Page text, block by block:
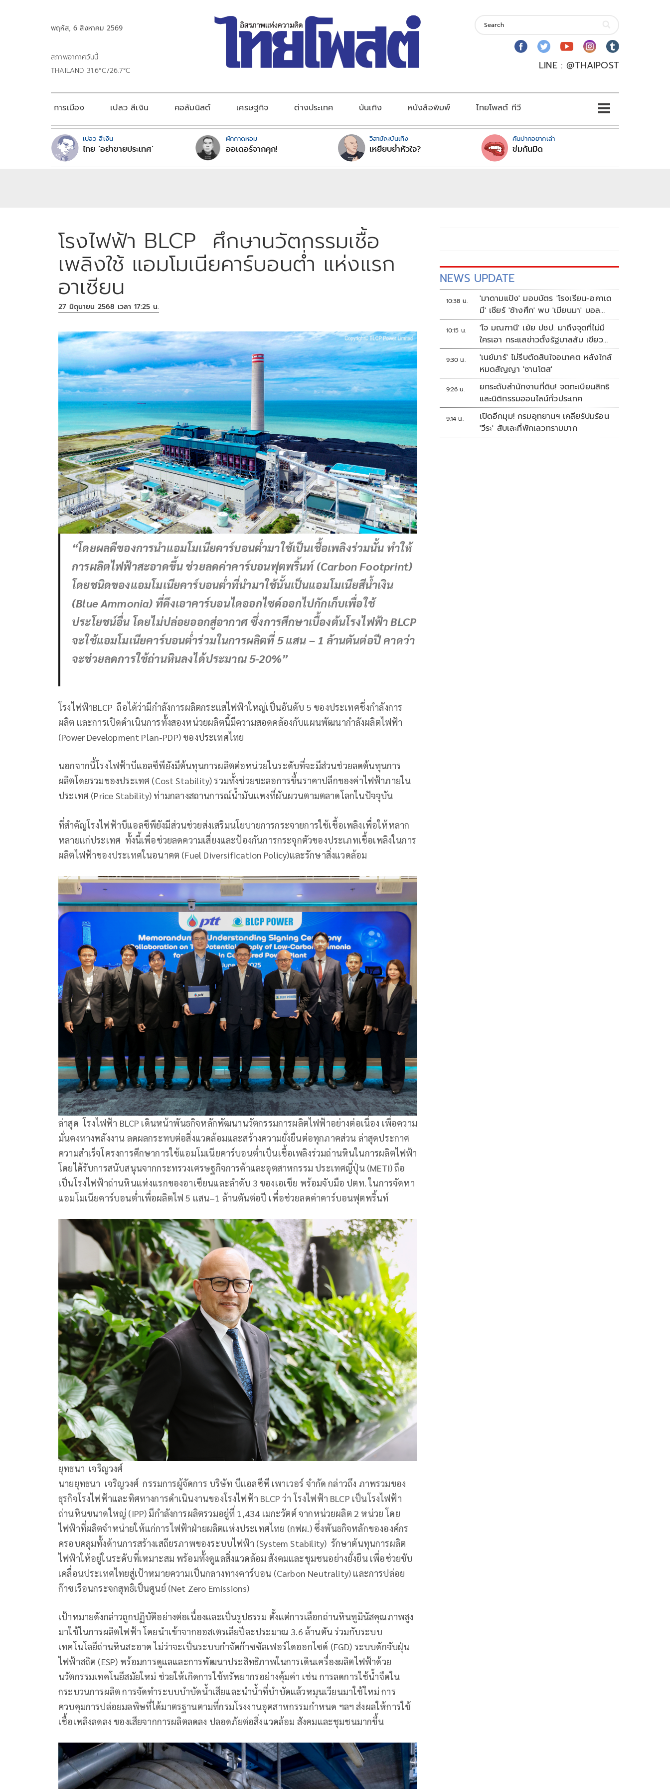
พฤหัส, 6 สิงหาคม 2569
สภาพอากาศวันนี้
THAILAND 31.6°C/26.7°C
LINE : @THAIPOST
การเมือง เปลว สีเงิน คอลัมนิสต์ เศรษฐกิจ ต่างประเทศ บันเทิง หนังสือพิมพ์ ไทยโพสต์ ทีวี
เปลว สีเงิน
ไทย ‘อย่าขายประเทศ’
ผักกาดหอม
ออเดอร์จากคุก!
วิสามัญบันเทิง
เหยียบย่ำหัวใจ?
คันปากอยากเล่า
ข่มกันมิด
โรงไฟฟ้า BLCP ศึกษานวัตกรรมเชื้อ
เพลิงใช้ แอมโมเนียคาร์บอนต่ำ แห่งแรก
อาเซียน
27 มิถุนายน 2568 เวลา 17:25 น.
“โดยผลดีของการนำแอมโมเนียคาร์บอนต่ำมาใช้เป็นเชื้อเพลิงร่วมนั้น ทำให้
การผลิตไฟฟ้าสะอาดขึ้น ช่วยลดค่าคาร์บอนฟุตพริ้นท์ (Carbon Footprint)
โดยชนิดของแอมโมเนียคาร์บอนต่ำที่นำมาใช้นั้นเป็นแอมโมเนียสีน้ำเงิน
(Blue Ammonia) ที่ดึงเอาคาร์บอนไดออกไซด์ออกไปกักเก็บเพื่อใช้
ประโยชน์อื่น โดยไม่ปล่อยออกสู่อากาศ ซึ่งการศึกษาเบื้องต้นโรงไฟฟ้า BLCP
จะใช้แอมโมเนียคาร์บอนต่ำร่วมในการผลิตที่ 5 แสน – 1 ล้านตันต่อปี คาดว่า
จะช่วยลดการใช้ถ่านหินลงได้ประมาณ 5-20%”
โรงไฟฟ้าBLCP ถือได้ว่ามีกำลังการผลิตกระแสไฟฟ้าใหญ่เป็นอันดับ 5 ของประเทศชึ่งกำลังการ
ผลิต และการเปิดดำเนินการทั้งสองหน่วยผลิตนี้มีความสอดคล้องกับแผนพัฒนากำลังผลิตไฟฟ้า
(Power Development Plan-PDP) ของประเทศไทย
นอกจากนี้โรงไฟฟ้าบีแอลซีพียังมีต้นทุนการผลิตต่อหน่วยในระดับที่จะมีส่วนช่วยลดต้นทุนการ
ผลิตโดยรวมของประเทศ (Cost Stability) รวมทั้งช่วยชะลอการขึ้นราคาปลีกของค่าไฟฟ้าภายใน
ประเทศ (Price Stability) ท่ามกลางสถานการณ์น้ำมันแพงที่ผันผวนตามตลาดโลกในปัจจุบัน
ที่สำคัญโรงไฟฟ้าบีแอลซีพียังมีส่วนช่วยส่งเสริมนโยบายการกระจายการใช้เชื้อเพลิงเพื่อให้หลาก
หลายแก่ประเทศ ทั้งนี้เพื่อช่วยลดความเสี่ยงและป้องกันการกระจุกตัวของประเภทเชื้อเพลิงในการ
ผลิตไฟฟ้าของประเทศในอนาคต (Fuel Diversification Policy)และรักษาสิ่งแวดล้อม
ล่าสุด โรงไฟฟ้า BLCP เดินหน้าพันธกิจหลักพัฒนานวัตกรรมการผลิตไฟฟ้าอย่างต่อเนื่อง เพื่อความ
มั่นคงทางพลังงาน ลดผลกระทบต่อสิ่งแวดล้อมและสร้างความยั่งยืนต่อทุกภาคส่วน ล่าสุดประกาศ
ความสำเร็จโครงการศึกษาการใช้แอมโมเนียคาร์บอนต่ำเป็นเชื้อเพลิงร่วมถ่านหินในการผลิตไฟฟ้า
โดยได้รับการสนับสนุนจากกระทรวงเศรษฐกิจการค้าและอุตสาหกรรม ประเทศญี่ปุ่น (METI) ถือ
เป็นโรงไฟฟ้าถ่านหินแห่งแรกของอาเซียนและลำดับ 3 ของเอเชีย พร้อมจับมือ ปตท. ในการจัดหา
แอมโมเนียคาร์บอนต่ำเพื่อผลิตไฟ 5 แสน–1 ล้านตันต่อปี เพื่อช่วยลดค่าคาร์บอนฟุตพริ้นท์
ยุทธนา เจริญวงศ์
นายยุทธนา เจริญวงศ์ กรรมการผู้จัดการ บริษัท บีแอลซีพี เพาเวอร์ จำกัด กล่าวถึง ภาพรวมของ
ธุรกิจโรงไฟฟ้าและทิศทางการดำเนินงานของโรงไฟฟ้า BLCP ว่า โรงไฟฟ้า BLCP เป็นโรงไฟฟ้า
ถ่านหินขนาดใหญ่ (IPP) มีกำลังการผลิตรวมอยู่ที่ 1,434 เมกะวัตต์ จากหน่วยผลิต 2 หน่วย โดย
ไฟฟ้าที่ผลิตจำหน่ายให้แก่การไฟฟ้าฝ่ายผลิตแห่งประเทศไทย (กฟผ.) ซึ่งพันธกิจหลักขององค์กร
ครอบคลุมทั้งด้านการสร้างเสถียรภาพของระบบไฟฟ้า (System Stability) รักษาต้นทุนการผลิต
ไฟฟ้าให้อยู่ในระดับที่เหมาะสม พร้อมทั้งดูแลสิ่งแวดล้อม สังคมและชุมชนอย่างยั่งยืน เพื่อช่วยขับ
เคลื่อนประเทศไทยสู่เป้าหมายความเป็นกลางทางคาร์บอน (Carbon Neutrality) และการปล่อย
ก๊าซเรือนกระจกสุทธิเป็นศูนย์ (Net Zero Emissions)
เป้าหมายดังกล่าวถูกปฏิบัติอย่างต่อเนื่องและเป็นรูปธรรม ตั้งแต่การเลือกถ่านหินทูมินัสคุณภาพสูง
มาใช้ในการผลิตไฟฟ้า โดยนำเข้าจากออสเตรเลียปีละประมาณ 3.6 ล้านตัน ร่วมกับระบบ
เทคโนโลยีถ่านหินสะอาด ไม่ว่าจะเป็นระบบกำจัดก๊าซซัลเฟอร์ไดออกไซด์ (FGD) ระบบดักจับฝุ่น
ไฟฟ้าสถิต (ESP) พร้อมการดูแลและการพัฒนาประสิทธิภาพในการเดินเครื่องผลิตไฟฟ้าด้วย
นวัตกรรมเทคโนยีสมัยใหม่ ช่วยให้เกิดการใช้ทรัพยากรอย่างคุ้มค่า เช่น การลดการใช้น้ำจืดใน
กระบวนการผลิต การจัดทำระบบบำบัดน้ำเสียและนำน้ำที่บำบัดแล้วหมุนเวียนมาใช้ใหม่ การ
ควบคุมการปล่อยมลพิษที่ได้มาตรฐานตามที่กรมโรงงานอุตสาหกรรมกำหนด ฯลฯ ส่งผลให้การใช้
เชื้อเพลิงลดลง ของเสียจากการผลิตลดลง ปลอดภัยต่อสิ่งแวดล้อม สังคมและชุมชนมากขึ้น
NEWS UPDATE
10:38 น.
'มาดามแป้ง' มอบบัตร 'โรงเรียน-อคาเด
มี' เชียร์ 'ช้างศึก' พบ 'เมียนมา' บอล
อาเซียน
10:15 น.
'โจ มณฑานี' เย้ย ปชป. มาถึงจุดที่ไม่มี
ใครเอา กระแสข่าวตั้งรัฐบาลส้ม เขียว
แดง ก็ยังไม่มีฟ้าเลย
9:30 น.
'เนย์มาร์' ไม่รีบตัดสินใจอนาคต หลังใกล้
หมดสัญญา 'ซานโตส'
9:26 น.
ยกระดับสำนักงานที่ดิน! จดทะเบียนสิทธิ
และนิติกรรมออนไลน์ทั่วประเทศ
9:14 น.
เปิดอีกมุม! กรมอุทยานฯ เคลียร์ปมร้อน
'วีระ' สับเละที่พักเลวทรามมาก